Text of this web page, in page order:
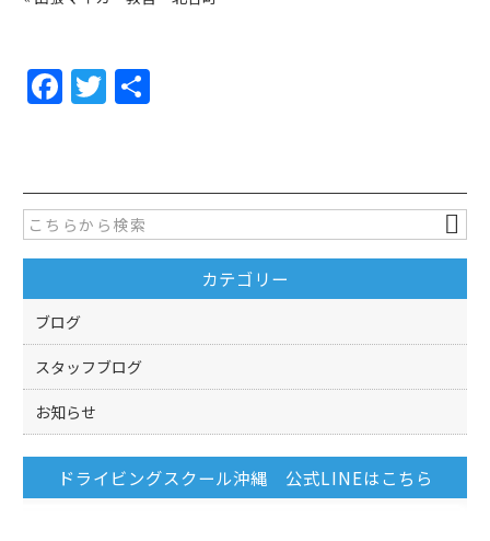
F
e
b
o
o
k
T
er
カテゴリー
ブログ
スタッフブログ
お知らせ
ドライビングスクール沖縄 公式LINEはこちら